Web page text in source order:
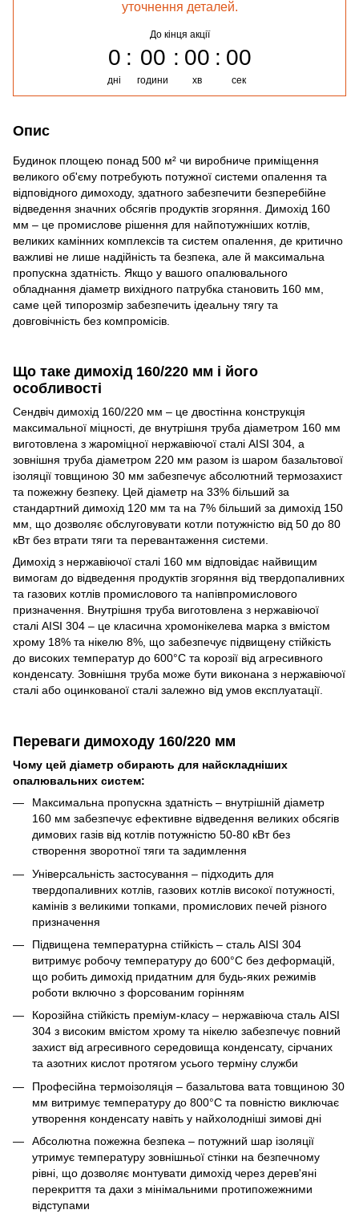
уточнення деталей.
До кінця акції
0
дні
00
години
00
хв
00
сек
Опис
Будинок площею понад 500 м² чи виробниче приміщення
великого об'єму потребують потужної системи опалення та
відповідного димоходу, здатного забезпечити безперебійне
відведення значних обсягів продуктів згоряння. Димохід 160
мм – це промислове рішення для найпотужніших котлів,
великих камінних комплексів та систем опалення, де критично
важливі не лише надійність та безпека, але й максимальна
пропускна здатність. Якщо у вашого опалювального
обладнання діаметр вихідного патрубка становить 160 мм,
саме цей типорозмір забезпечить ідеальну тягу та
довговічність без компромісів.
Що таке димохід 160/220 мм і його
особливості
Сендвіч димохід 160/220 мм – це двостінна конструкція
максимальної міцності, де внутрішня труба діаметром 160 мм
виготовлена з жароміцної нержавіючої сталі AISI 304, а
зовнішня труба діаметром 220 мм разом із шаром базальтової
ізоляції товщиною 30 мм забезпечує абсолютний термозахист
та пожежну безпеку. Цей діаметр на 33% більший за
стандартний димохід 120 мм та на 7% більший за димохід 150
мм, що дозволяє обслуговувати котли потужністю від 50 до 80
кВт без втрати тяги та перевантаження системи.
Димохід з нержавіючої сталі 160 мм відповідає найвищим
вимогам до відведення продуктів згоряння від твердопаливних
та газових котлів промислового та напівпромислового
призначення. Внутрішня труба виготовлена з нержавіючої
сталі AISI 304 – це класична хромонікелева марка з вмістом
хрому 18% та нікелю 8%, що забезпечує підвищену стійкість
до високих температур до 600°C та корозії від агресивного
конденсату. Зовнішня труба може бути виконана з нержавіючої
сталі або оцинкованої сталі залежно від умов експлуатації.
Переваги димоходу 160/220 мм
Чому цей діаметр обирають для найскладніших
опалювальних систем:
Максимальна пропускна здатність – внутрішній діаметр
160 мм забезпечує ефективне відведення великих обсягів
димових газів від котлів потужністю 50-80 кВт без
створення зворотної тяги та задимлення
Універсальність застосування – підходить для
твердопаливних котлів, газових котлів високої потужності,
камінів з великими топками, промислових печей різного
призначення
Підвищена температурна стійкість – сталь AISI 304
витримує робочу температуру до 600°C без деформацій,
що робить димохід придатним для будь-яких режимів
роботи включно з форсованим горінням
Корозійна стійкість преміум-класу – нержавіюча сталь AISI
304 з високим вмістом хрому та нікелю забезпечує повний
захист від агресивного середовища конденсату, сірчаних
та азотних кислот протягом усього терміну служби
Професійна термоізоляція – базальтова вата товщиною 30
мм витримує температуру до 800°C та повністю виключає
утворення конденсату навіть у найхолодніші зимові дні
Абсолютна пожежна безпека – потужний шар ізоляції
утримує температуру зовнішньої стінки на безпечному
рівні, що дозволяє монтувати димохід через дерев'яні
перекриття та дахи з мінімальними протипожежними
відступами